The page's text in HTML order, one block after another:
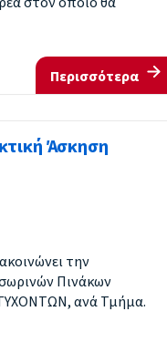
Περισσότερα
Άσκηση
την
Πινάκων
ανά Τμήμα.